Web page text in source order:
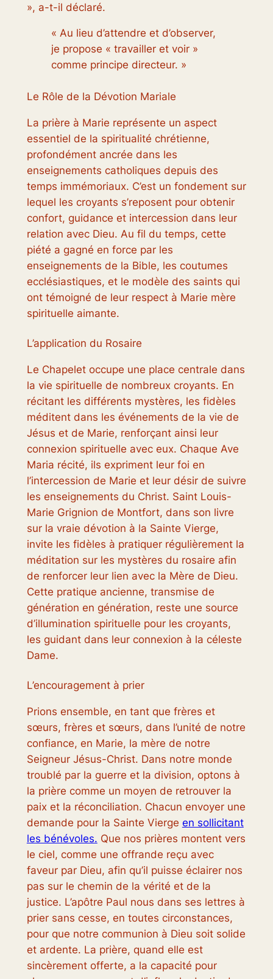
», a-t-il déclaré.
« Au lieu d’attendre et d’observer,
je propose « travailler et voir »
comme principe directeur. »
Le Rôle de la Dévotion Mariale
La prière à Marie représente un aspect
essentiel de la spiritualité chrétienne,
profondément ancrée dans les
enseignements catholiques depuis des
temps immémoriaux. C’est un fondement sur
lequel les croyants s’reposent pour obtenir
confort, guidance et intercession dans leur
relation avec Dieu. Au fil du temps, cette
piété a gagné en force par les
enseignements de la Bible, les coutumes
ecclésiastiques, et le modèle des saints qui
ont témoigné de leur respect à Marie mère
spirituelle aimante.
L’application du Rosaire
Le Chapelet occupe une place centrale dans
la vie spirituelle de nombreux croyants. En
récitant les différents mystères, les fidèles
méditent dans les événements de la vie de
Jésus et de Marie, renforçant ainsi leur
connexion spirituelle avec eux. Chaque Ave
Maria récité, ils expriment leur foi en
l’intercession de Marie et leur désir de suivre
les enseignements du Christ. Saint Louis-
Marie Grignion de Montfort, dans son livre
sur la vraie dévotion à la Sainte Vierge,
invite les fidèles à pratiquer régulièrement la
méditation sur les mystères du rosaire afin
de renforcer leur lien avec la Mère de Dieu.
Cette pratique ancienne, transmise de
génération en génération, reste une source
d’illumination spirituelle pour les croyants,
les guidant dans leur connexion à la céleste
Dame.
L’encouragement à prier
Prions ensemble, en tant que frères et
sœurs, frères et sœurs, dans l’unité de notre
confiance, en Marie, la mère de notre
Seigneur Jésus-Christ. Dans notre monde
troublé par la guerre et la division, optons à
la prière comme un moyen de retrouver la
paix et la réconciliation. Chacun envoyer une
demande pour la Sainte Vierge en sollicitant
les bénévoles. Que nos prières montent vers
le ciel, comme une offrande reçu avec
faveur par Dieu, afin qu’il puisse éclairer nos
pas sur le chemin de la vérité et de la
justice. L’apôtre Paul nous dans ses lettres à
prier sans cesse, en toutes circonstances,
pour que notre communion à Dieu soit solide
et ardente. La prière, quand elle est
sincèrement offerte, a la capacité pour